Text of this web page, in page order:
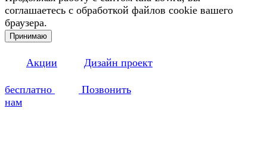
соглашаетесь с обработкой файлов cookie вашего
браузера.
Принимаю
Акции Дизайн проект
бесплатно
Позвонить
нам